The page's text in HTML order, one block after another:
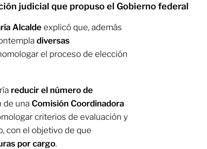
judicial que propuso el Gobierno federal
Alcalde explicó que, además
diversas
el proceso de elección
reducir el número de
de una Comisión Coordinadora
criterios de evaluación y
con el objetivo de que
por cargo.